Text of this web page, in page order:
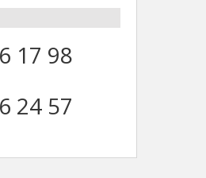
17 98
24 57